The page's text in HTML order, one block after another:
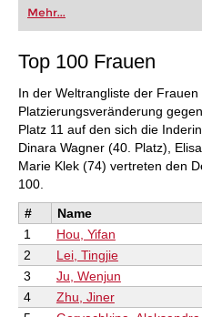
Stellungen, Eröffnungen etc.
Synchronisieren Sie Ihre
Datenbanken über alle
eingebauten Engine
Live-Eröffnungsbuch:
umfassendste und
jede Eröffnungsstellung
Zugriff auf Ihr
der Cloud: Erstellen und
persönliches
neue Systeme!
Eröffnungsvarianten
Modi.
Erweiterte Notation:
Kommentare, Symbole,
und Markierungen zu
Erweiterte
Partien und Stellungen per
FEN oder QR-Code
Mehr...
Top 100 Frauen
In der Weltrangliste der
Platzierungsveränderung
Platz 11 auf den sich die
Dinara Wagner (40. Platz),
Marie Klek (74) vertreten den
100.
#
Name
1
Hou, Yifan
2
Lei, Tingjie
3
Ju, Wenjun
4
Zhu, Jiner